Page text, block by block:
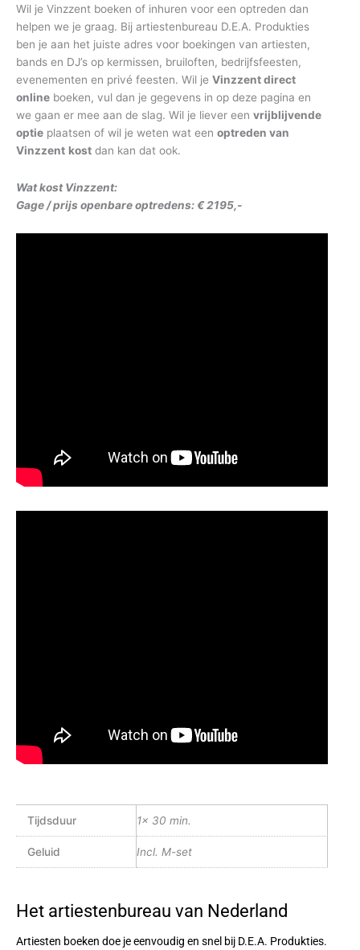
Wil je Vinzzent boeken of inhuren voor een optreden dan
helpen we je graag. Bij artiestenbureau D.E.A. Produkties
ben je aan het juiste adres voor boekingen van artiesten,
bands en DJ’s op kermissen, bruiloften, bedrijfsfeesten,
evenementen en privé feesten. Wil je Vinzzent direct
online boeken, vul dan je gegevens in op deze pagina en
we gaan er mee aan de slag. Wil je liever een vrijblijvende
optie plaatsen of wil je weten wat een optreden van
Vinzzent kost dan kan dat ook.
Wat kost Vinzzent:
Gage / prijs openbare optredens: € 2195,-
Tijdsduur 1x 30 min.
Geluid Incl. M-set
Het artiestenbureau van Nederland
Artiesten boeken doe je eenvoudig en snel bij D.E.A. Produkties.